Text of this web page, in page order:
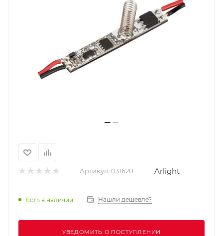
Артикул: 031620 Arlight
Есть в наличии Нашли дешевле?
УВЕДОМИТЬ О ПОСТУПЛЕНИИ